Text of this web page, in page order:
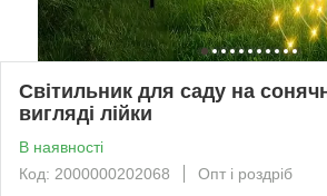
Світильник для саду на
вигляді лійки
В наявності
Код: 2000000202068
Опт і роздріб